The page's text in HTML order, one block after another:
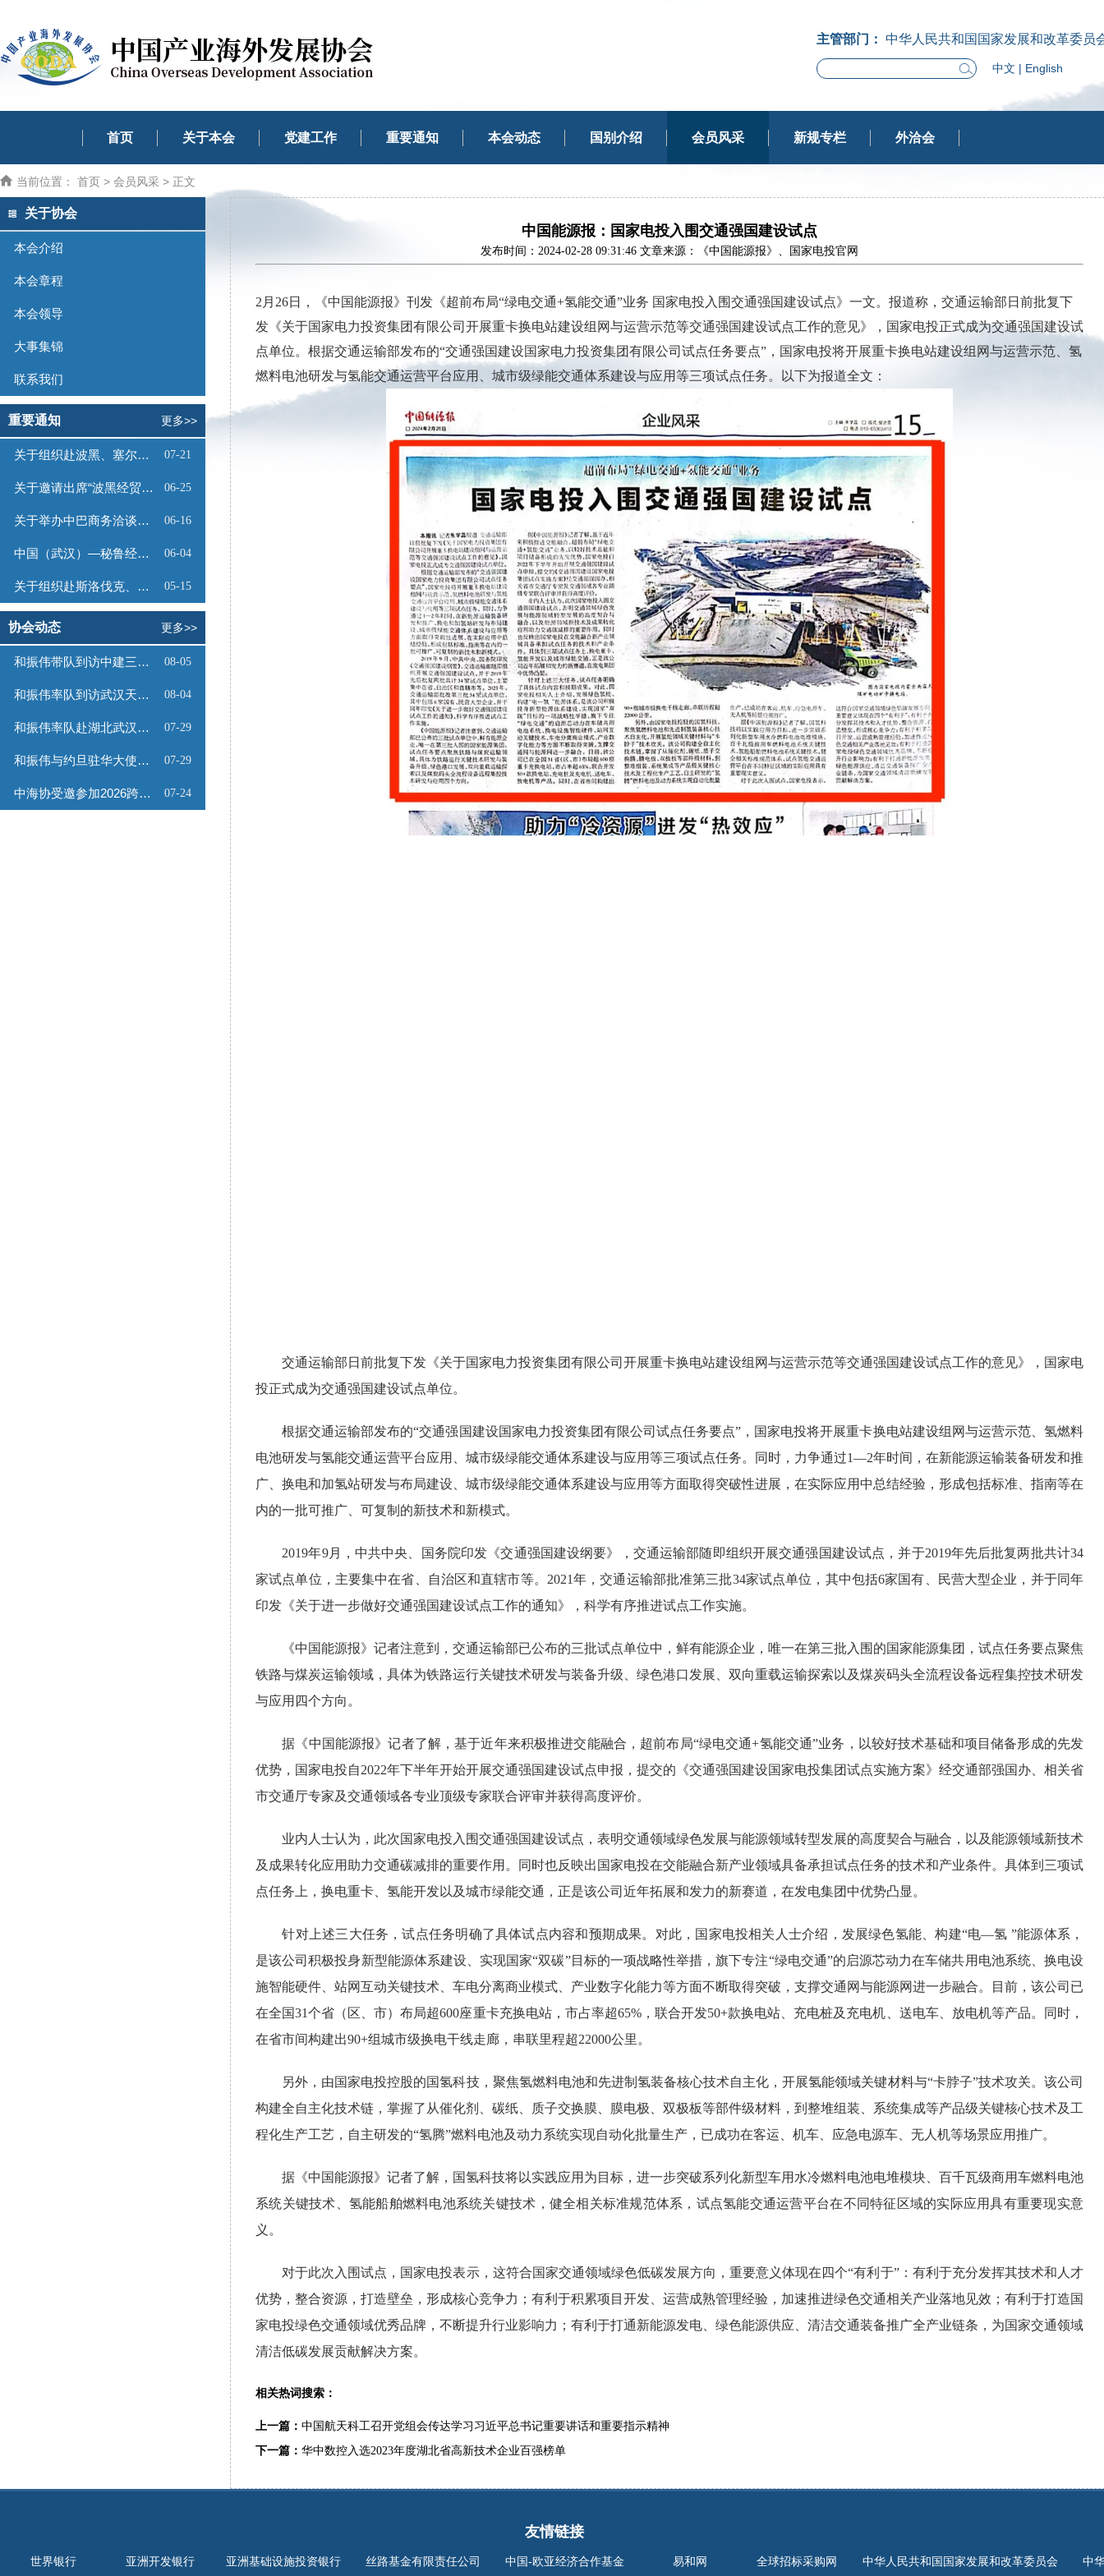
主管部门： 中华人民共和国国家发展和改革委员
中文 | English
首页 关于本会 党建工作 重要通知 本会动态 国别介绍 会员风采 新规专栏 外洽会
当前位置： 首页 > 会员风采 > 正文
关于协会
本会介绍
本会章程
本会领导
大事集锦
联系我们
重要通知 更多>>
关于组织赴波黑、塞尔维亚商务考察的函 07-21
关于邀请出席“波黑经贸投资推介会”的函 06-25
关于举办中巴商务洽谈会的通知 06-16
中国（武汉）—秘鲁经贸合作推介会邀请函 06-04
关于组织赴斯洛伐克、奥地利商务考察的函 05-15
协会动态 更多>>
和振伟带队到访中建三局数字工程有限公司 08-05
和振伟率队到访武汉天源集团 08-04
和振伟率队赴湖北武汉调研 07-29
和振伟与约旦驻华大使会谈 07-29
中海协受邀参加2026跨境能源矿产出海专题路演会 07-24
中国能源报：国家电投入围交通强国建设试点
发布时间：2024-02-28 09:31:46 文章来源：《中国能源报》、国家电投官网
2月26日，《中国能源报》刊发《超前布局“绿电交通+氢能交通”业务 国家电投入围交通强国建设试点》一文。报道称，交通运输部日前批复下
发《关于国家电力投资集团有限公司开展重卡换电站建设组网与运营示范等交通强国建设试点工作的意见》，国家电投正式成为交通强国建设试
点单位。根据交通运输部发布的“交通强国建设国家电力投资集团有限公司试点任务要点”，国家电投将开展重卡换电站建设组网与运营示范、氢
燃料电池研发与氢能交通运营平台应用、城市级绿能交通体系建设与应用等三项试点任务。以下为报道全文：
交通运输部日前批复下发《关于国家电力投资集团有限公司开展重卡换电站建设组网与运营示范等交通强国建设试点工作的意见》，国家电
投正式成为交通强国建设试点单位。
根据交通运输部发布的“交通强国建设国家电力投资集团有限公司试点任务要点”，国家电投将开展重卡换电站建设组网与运营示范、氢燃料
电池研发与氢能交通运营平台应用、城市级绿能交通体系建设与应用等三项试点任务。同时，力争通过1—2年时间，在新能源运输装备研发和推
广、换电和加氢站研发与布局建设、城市级绿能交通体系建设与应用等方面取得突破性进展，在实际应用中总结经验，形成包括标准、指南等在
内的一批可推广、可复制的新技术和新模式。
2019年9月，中共中央、国务院印发《交通强国建设纲要》，交通运输部随即组织开展交通强国建设试点，并于2019年先后批复两批共计34
家试点单位，主要集中在省、自治区和直辖市等。2021年，交通运输部批准第三批34家试点单位，其中包括6家国有、民营大型企业，并于同年
印发《关于进一步做好交通强国建设试点工作的通知》，科学有序推进试点工作实施。
《中国能源报》记者注意到，交通运输部已公布的三批试点单位中，鲜有能源企业，唯一在第三批入围的国家能源集团，试点任务要点聚焦
铁路与煤炭运输领域，具体为铁路运行关键技术研发与装备升级、绿色港口发展、双向重载运输探索以及煤炭码头全流程设备远程集控技术研发
与应用四个方向。
据《中国能源报》记者了解，基于近年来积极推进交能融合，超前布局“绿电交通+氢能交通”业务，以较好技术基础和项目储备形成的先发
优势，国家电投自2022年下半年开始开展交通强国建设试点申报，提交的《交通强国建设国家电投集团试点实施方案》经交通部强国办、相关省
市交通厅专家及交通领域各专业顶级专家联合评审并获得高度评价。
业内人士认为，此次国家电投入围交通强国建设试点，表明交通领域绿色发展与能源领域转型发展的高度契合与融合，以及能源领域新技术
及成果转化应用助力交通碳减排的重要作用。同时也反映出国家电投在交能融合新产业领域具备承担试点任务的技术和产业条件。具体到三项试
点任务上，换电重卡、氢能开发以及城市绿能交通，正是该公司近年拓展和发力的新赛道，在发电集团中优势凸显。
针对上述三大任务，试点任务明确了具体试点内容和预期成果。对此，国家电投相关人士介绍，发展绿色氢能、构建“电—氢 ”能源体系，
是该公司积极投身新型能源体系建设、实现国家“双碳”目标的一项战略性举措，旗下专注“绿电交通”的启源芯动力在车储共用电池系统、换电设
施智能硬件、站网互动关键技术、车电分离商业模式、产业数字化能力等方面不断取得突破，支撑交通网与能源网进一步融合。目前，该公司已
在全国31个省（区、市）布局超600座重卡充换电站，市占率超65%，联合开发50+款换电站、充电桩及充电机、送电车、放电机等产品。同时，
在省市间构建出90+组城市级换电干线走廊，串联里程超22000公里。
另外，由国家电投控股的国氢科技，聚焦氢燃料电池和先进制氢装备核心技术自主化，开展氢能领域关键材料与“卡脖子”技术攻关。该公司
构建全自主化技术链，掌握了从催化剂、碳纸、质子交换膜、膜电极、双极板等部件级材料，到整堆组装、系统集成等产品级关键核心技术及工
程化生产工艺，自主研发的“氢腾”燃料电池及动力系统实现自动化批量生产，已成功在客运、机车、应急电源车、无人机等场景应用推广。
据《中国能源报》记者了解，国氢科技将以实践应用为目标，进一步突破系列化新型车用水冷燃料电池电堆模块、百千瓦级商用车燃料电池
系统关键技术、氢能船舶燃料电池系统关键技术，健全相关标准规范体系，试点氢能交通运营平台在不同特征区域的实际应用具有重要现实意
义。
对于此次入围试点，国家电投表示，这符合国家交通领域绿色低碳发展方向，重要意义体现在四个“有利于”：有利于充分发挥其技术和人才
优势，整合资源，打造壁垒，形成核心竞争力；有利于积累项目开发、运营成熟管理经验，加速推进绿色交通相关产业落地见效；有利于打造国
家电投绿色交通领域优秀品牌，不断提升行业影响力；有利于打通新能源发电、绿色能源供应、清洁交通装备推广全产业链条，为国家交通领域
清洁低碳发展贡献解决方案。
相关热词搜索：
上一篇： 中国航天科工召开党组会传达学习习近平总书记重要讲话和重要指示精神
下一篇： 华中数控入选2023年度湖北省高新技术企业百强榜单
友情链接
世界银行 亚洲开发银行 亚洲基础设施投资银行 丝路基金有限责任公司 中国-欧亚经济合作基金 易和网 全球招标采购网 中华人民共和国国家发展和改革委员会 中